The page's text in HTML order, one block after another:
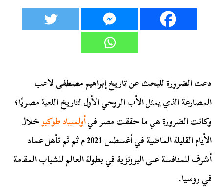
دعت الضرورة للبحث عن تاريخ إبراهيم مصطفى لاعب
المصارعة الذي يمثل الأب الروحي الأول لتاريخ اللعبة مصريًا؛
وكانت الضرورة هي ما حققتمصر فيأولمبياد طوكيوخلال
الأيام القليلة الماضية في أغسطس 2021 م ثم ثم تأهل عماد
أشرف للمنافسة على البرونزية في بطولة العالم للشباب المقامة
في روسيا.